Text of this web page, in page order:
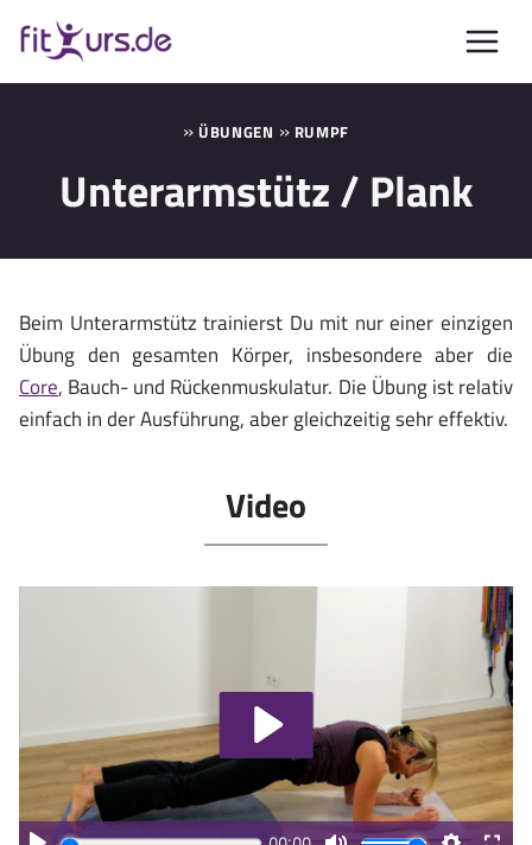
Inhalt
springen
» ÜBUNGEN » RUMPF
Unterarmstütz / Plank
Beim Unterarmstütz trainierst Du mit nur einer einzigen
Übung den gesamten Körper, insbesondere aber die
Core, Bauch- und Rückenmuskulatur. Die Übung ist relativ
einfach in der Ausführung, aber gleichzeitig sehr effektiv.
Video